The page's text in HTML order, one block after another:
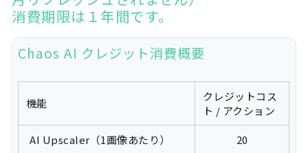
消費期限は１年間です。
Chaos AI クレジット消費概要
機能
クレジットコス
ト / アクション
AI Upscaler（1画像あたり）
20